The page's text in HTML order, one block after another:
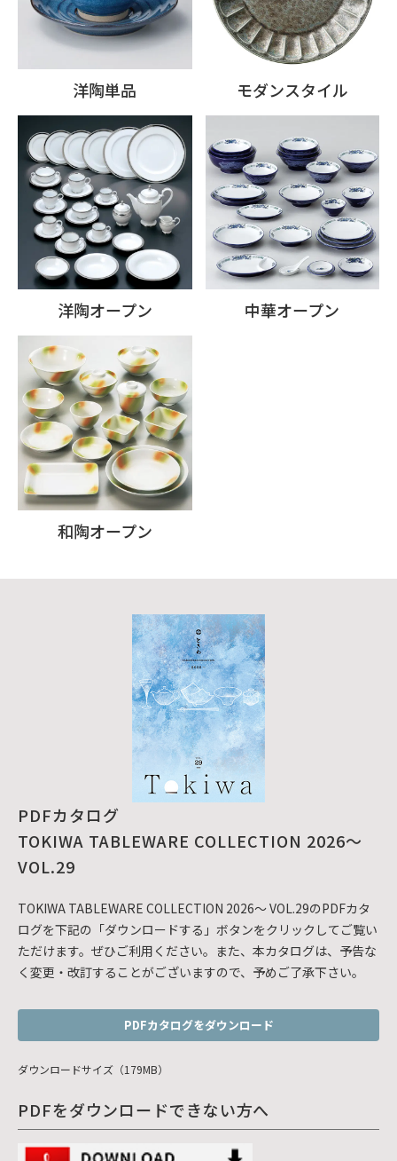
洋陶単品 モダンスタイル
洋陶オープン 中華オープン
和陶オープン
PDFカタログ
TOKIWA TABLEWARE COLLECTION 2026～
VOL.29
TOKIWA TABLEWARE COLLECTION 2026～ VOL.29のPDFカタ
ログを下記の「ダウンロードする」ボタンをクリックしてご覧い
ただけます。ぜひご利用ください。また、本カタログは、予告な
く変更・改訂することがございますので、予めご了承下さい。
PDFカタログをダウンロード
ダウンロードサイズ（179MB）
PDFをダウンロードできない方へ